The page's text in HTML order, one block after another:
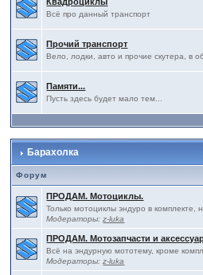
Всё про данный транспорт
Прочий транспорт
Вело, лодки, авто и прочие скутера, в
Памяти...
Пусть здесь будет мало тем...
Барахолка
Форум
ПРОДАМ. Мотоциклы.
Только мотоциклы эндуро в
Модераторы:z-luka
ПРОДАМ. Мотозапчасти и
Всё на эндурную мототему, кроме
Модераторы:z-luka